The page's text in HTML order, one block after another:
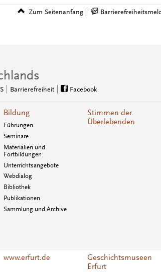
Zum Seitenanfang
Barrierefreiheit Facebook
Bildung
Führungen
Seminare
Materialien und
Fortbildungen
Unterrichtsangebote
Webdialog
Bibliothek
Publikationen
Sammlung und Archive
Stimmen der
Überlebenden
www.erfurt.de
Geschichtsmuseen
Erfurt